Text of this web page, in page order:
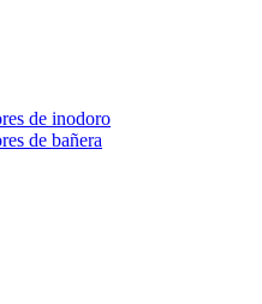
de inodoro
de bañera